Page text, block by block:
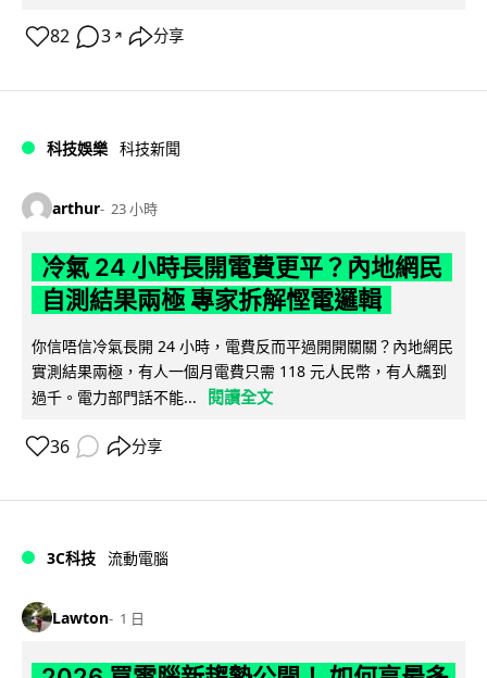
82 3 ↗ 分享
科技娛樂 科技新聞
arthur 23 小時
冷氣 24 小時長開電費更平？內地網民
自測結果兩極 專家拆解慳電邏輯
你信唔信冷氣長開 24 小時，電費反而平過開開關關？內地網民
實測結果兩極，有人一個月電費只需 118 元人民幣，有人飆到
過千。電力部門話不能...
閱讀全文
36 分享
3C科技 流動電腦
Lawton 1 日